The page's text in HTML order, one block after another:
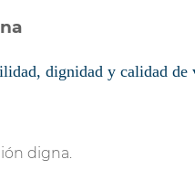
dignidad y calidad de
digna.